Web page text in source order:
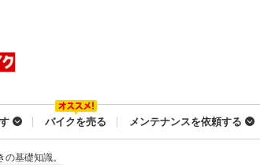
バイクを売る メンテナンスを依頼する
基礎知識。